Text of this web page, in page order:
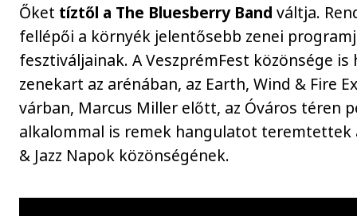
Őket tíztől a The Bluesberry Band váltja.
fellépői a környék jelentősebb zenei
fesztiváljainak. A VeszprémFest közönsége
zenekart az arénában, az Earth, Wind & Fire
várban, Marcus Miller előtt, az Óváros téren
alkalommal is remek hangulatot teremtettek
& Jazz Napok közönségének.